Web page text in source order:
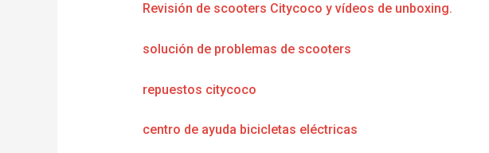
Revisión de scooters Citycoco y vídeos de unboxing.
solución de problemas de scooters
repuestos citycoco
centro de ayuda bicicletas eléctricas